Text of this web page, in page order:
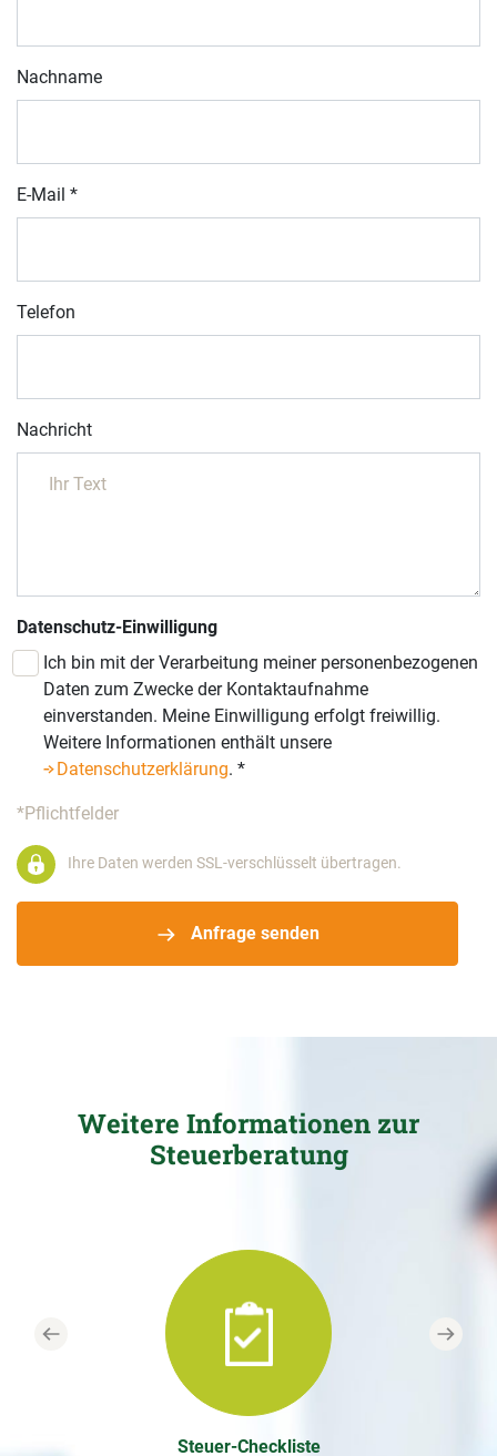
Nachname
E-Mail *
Telefon
Nachricht
Datenschutz-Einwilligung
Ich bin mit der Verarbeitung meiner personenbezogenen
Daten zum Zwecke der Kontaktaufnahme
einverstanden. Meine Einwilligung erfolgt freiwillig.
Weitere Informationen enthält unsere
Datenschutzerklärung. *
*Pflichtfelder
Anfrage senden
Ihre Daten werden SSL-verschlüsselt übertragen.
Weitere Informationen zur
Steuerberatung
Steuer-Checkliste
Previous Next